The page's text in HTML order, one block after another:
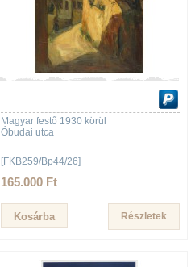
Magyar festő 1930 körül
Óbudai utca
[FKB259/Bp44/26]
165.000 Ft
Részletek